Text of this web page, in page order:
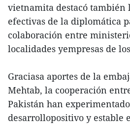
vietnamita destacó también
efectivas de la diplomática
colaboración entre
localidades yempresas de
Graciasa aportes de la
Mehtab, la cooperación
Pakistán han
desarrollopositivo y estable